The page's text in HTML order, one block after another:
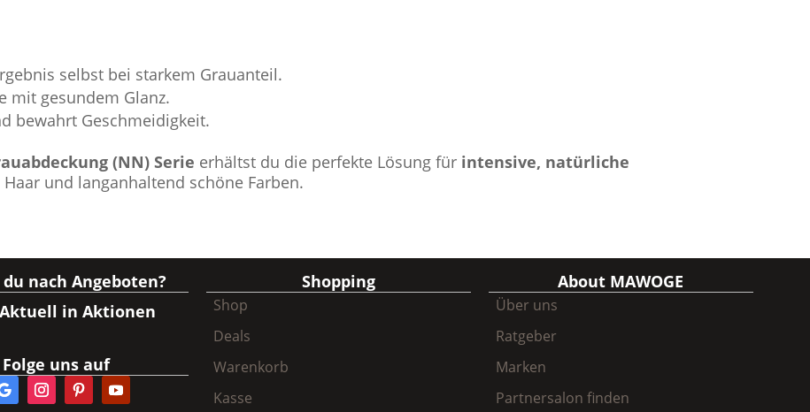
selbst bei starkem Grauanteil.
mit gesundem Glanz.
bewahrt Geschmeidigkeit.
(NN) Serie erhältst du die perfekte Lösung für intensive, natürliche
und langanhaltend schöne Farben.
nach Angeboten?
Aktuell in Aktionen
Folge uns auf
Shopping
Shop
Deals
Warenkorb
Kasse
About MAWOGE
Über uns
Ratgeber
Marken
Partnersalon finden